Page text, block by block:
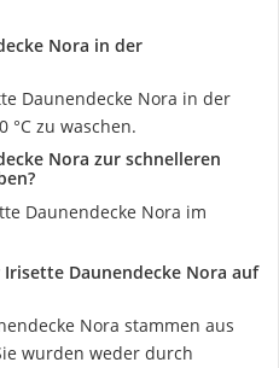
Nora in der
Daunendecke Nora in der
°C zu waschen.
Nora zur schnelleren
Daunendecke Nora im
Daunendecke Nora auf
Nora stammen aus
wurden weder durch